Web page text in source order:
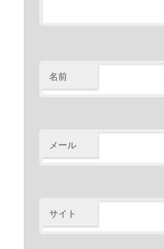
名前
メール
サイト